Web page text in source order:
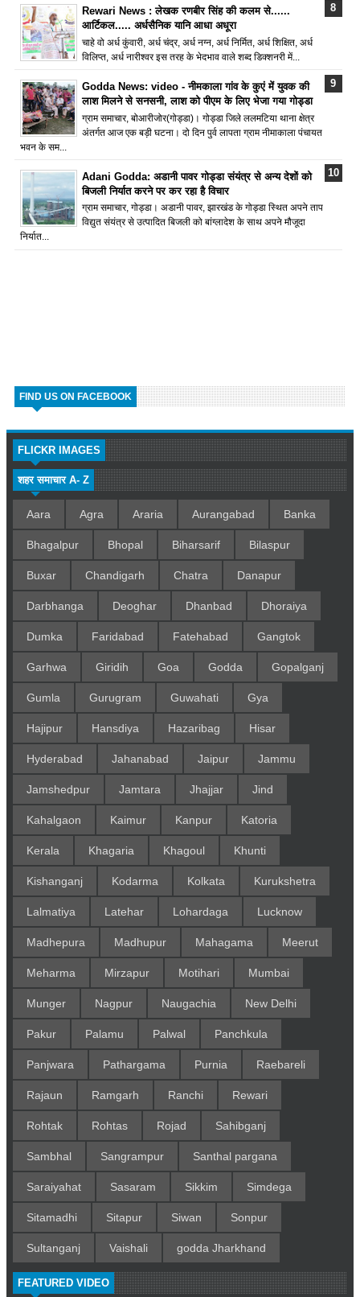
Rewari News : लेखक रणबीर सिंह की कलम से......
आर्टिकल..... अर्धसैनिक यानि आधा अधूरा
चाहे वो अर्ध कुंवारी, अर्ध चंद्र, अर्ध नग्न, अर्ध निर्मित, अर्ध शिक्षित, अर्ध
विलिप्त, अर्ध नारीश्वर इस तरह के भेदभाव वाले शब्द डिक्शनरी में...
Godda News: video - नीमकाला गांव के कुएं में युवक की
लाश मिलने से सनसनी, लाश को पीएम के लिए भेजा गया गोड्डा
ग्राम समाचार, बोआरीजोर(गोड्डा)। गोड्डा जिले ललमटिया थाना क्षेत्र
अंतर्गत आज एक बड़ी घटना। दो दिन पुर्व लापता ग्राम नीमाकाला पंचायत
भवन के सम...
Adani Godda: अडानी पावर गोड्डा संयंत्र से अन्य देशों को
बिजली निर्यात करने पर कर रहा है विचार
ग्राम समाचार, गोड्डा। अडानी पावर, झारखंड के गोड्डा स्थित अपने ताप
विद्युत संयंत्र से उत्पादित बिजली को बांग्लादेश के साथ अपने मौजूदा
निर्यात...
FIND US ON FACEBOOK
FLICKR IMAGES
शहर समाचार A- Z
Aara Agra Araria Aurangabad Banka
Bhagalpur Bhopal Biharsarif Bilaspur
Buxar Chandigarh Chatra Danapur
Darbhanga Deoghar Dhanbad Dhoraiya
Dumka Faridabad Fatehabad Gangtok
Garhwa Giridih Goa Godda Gopalganj
Gumla Gurugram Guwahati Gya
Hajipur Hansdiya Hazaribag Hisar
Hyderabad Jahanabad Jaipur Jammu
Jamshedpur Jamtara Jhajjar Jind
Kahalgaon Kaimur Kanpur Katoria
Kerala Khagaria Khagoul Khunti
Kishanganj Kodarma Kolkata Kurukshetra
Lalmatiya Latehar Lohardaga Lucknow
Madhepura Madhupur Mahagama Meerut
Meharma Mirzapur Motihari Mumbai
Munger Nagpur Naugachia New Delhi
Pakur Palamu Palwal Panchkula
Panjwara Pathargama Purnia Raebareli
Rajaun Ramgarh Ranchi Rewari
Rohtak Rohtas Rojad Sahibganj
Sambhal Sangrampur Santhal pargana
Saraiyahat Sasaram Sikkim Simdega
Sitamadhi Sitapur Siwan Sonpur
Sultanganj Vaishali godda Jharkhand
FEATURED VIDEO